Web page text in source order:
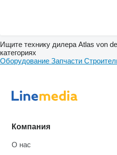
Ищите технику дилера Atlas von
категориях
Оборудование Запчасти
Компания
О нас